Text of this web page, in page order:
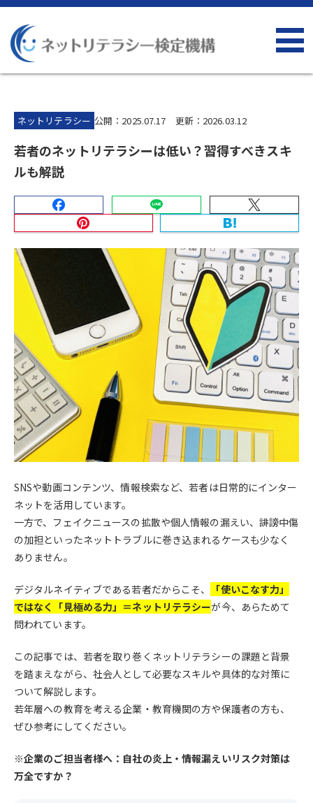
ネットリテラシー 公開：2025.07.17 更新：2026.03.12
若者のネットリテラシーは低い？習得すべきスキ
ルも解説
SNSや動画コンテンツ、情報検索など、若者は日常的にインター
ネットを活用しています。
一方で、フェイクニュースの拡散や個人情報の漏えい、誹謗中傷
の加担といったネットトラブルに巻き込まれるケースも少なく
ありません。
デジタルネイティブである若者だからこそ、
「使いこなす力」
ではなく「見極める力」＝ネットリテラシーが今、あらためて
問われています。
この記事では、若者を取り巻くネットリテラシーの課題と背景
を踏まえながら、社会人として必要なスキルや具体的な対策に
ついて解説します。
若年層への教育を考える企業・教育機関の方や保護者の方も、
ぜひ参考にしてください。
※企業のご担当者様へ：自社の炎上・情報漏えいリスク対策は
万全ですか？